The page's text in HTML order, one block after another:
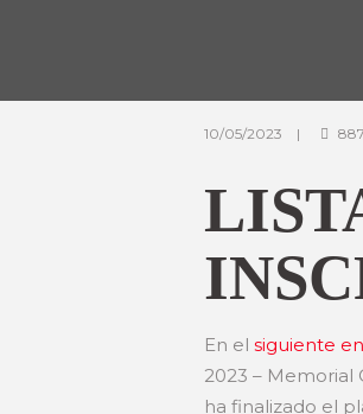
10/05/2023
En el siguiente
2023 – Memorial
ha finalizado el